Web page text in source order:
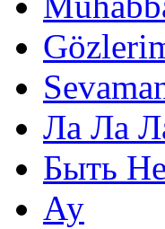
Ла Ла
Быть
Ау